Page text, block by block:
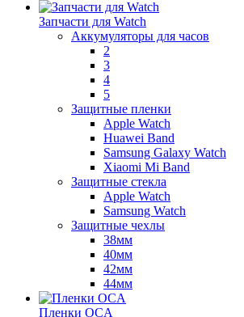
Запчасти для Watch
Аккумуляторы для часов
2
3
4
5
Защитные пленки
Apple Watch
Huawei Band
Samsung Galaxy Watch
Xiaomi Mi Band
Защитные стекла
Apple Watch
Samsung Watch
Защитные чехлы
38мм
40мм
42мм
44мм
Пленки OCA